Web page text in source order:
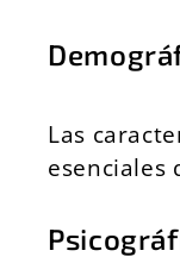
Las
esenciales